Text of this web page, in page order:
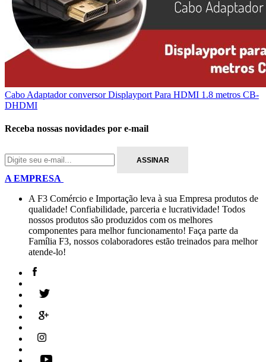
Cabo Adaptador conversor Displayport Para HDMI 1.8 metros CB-
DHDMI
Receba nossas novidades por e-mail
A EMPRESA
A F3 Comércio e Importação leva à sua Empresa produtos de
qualidade! Confiabilidade, parceria e lucratividade! Todos
nossos produtos são produzidos com os melhores
componentes para melhor funcionamento! Faça parte da
Família F3, nossos colaboradores estão treinados para melhor
atende-lo!